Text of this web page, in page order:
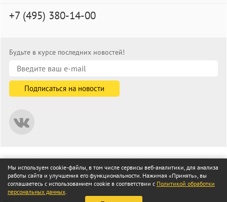
+7 (495) 380-14-00
Будьте в курсе последних новостей!
© informat.ru — Интернет-магазин канцелярских товаров. 2001—
2026
Все права защищены
Мы используем cookie-файлы, в том числе сервисы веб-аналитики, для анализа
работы сайта и улучшения его функциональности. Нажимая «Принять», вы
соглашаетесь с использованием cookie в соответствии с Политикой обработки
персональных данных.